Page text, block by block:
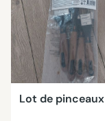
Lot de pinceaux